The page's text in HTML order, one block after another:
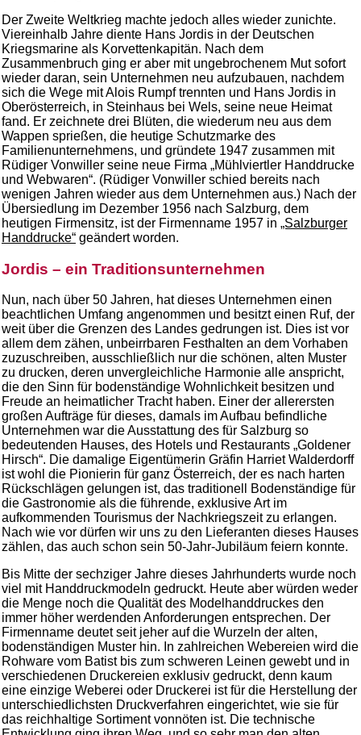
Der Zweite Weltkrieg machte jedoch alles wieder zunichte.
Viereinhalb Jahre diente Hans Jordis in der Deutschen
Kriegsmarine als Korvettenkapitän. Nach dem
Zusammenbruch ging er aber mit ungebrochenem Mut sofort
wieder daran, sein Unternehmen neu aufzubauen, nachdem
sich die Wege mit Alois Rumpf trennten und Hans Jordis in
Oberösterreich, in Steinhaus bei Wels, seine neue Heimat
fand. Er zeichnete drei Blüten, die wiederum neu aus dem
Wappen sprießen, die heutige Schutzmarke des
Familienunternehmens, und gründete 1947 zusammen mit
Rüdiger Vonwiller seine neue Firma „Mühlviertler Handdrucke
und Webwaren“. (Rüdiger Vonwiller schied bereits nach
wenigen Jahren wieder aus dem Unternehmen aus.) Nach der
Übersiedlung im Dezember 1956 nach Salzburg, dem
heutigen Firmensitz, ist der Firmenname 1957 in „Salzburger
Handdrucke“ geändert worden.
Jordis – ein Traditionsunternehmen
Nun, nach über 50 Jahren, hat dieses Unternehmen einen
beachtlichen Umfang angenommen und besitzt einen Ruf, der
weit über die Grenzen des Landes gedrungen ist. Dies ist vor
allem dem zähen, unbeirrbaren Festhalten an dem Vorhaben
zuzuschreiben, ausschließlich nur die schönen, alten Muster
zu drucken, deren unvergleichliche Harmonie alle anspricht,
die den Sinn für bodenständige Wohnlichkeit besitzen und
Freude an heimatlicher Tracht haben. Einer der allerersten
großen Aufträge für dieses, damals im Aufbau befindliche
Unternehmen war die Ausstattung des für Salzburg so
bedeutenden Hauses, des Hotels und Restaurants „Goldener
Hirsch“. Die damalige Eigentümerin Gräfin Harriet Walderdorff
ist wohl die Pionierin für ganz Österreich, der es nach harten
Rückschlägen gelungen ist, das traditionell Bodenständige für
die Gastronomie als die führende, exklusive Art im
aufkommenden Tourismus der Nachkriegszeit zu erlangen.
Nach wie vor dürfen wir uns zu den Lieferanten dieses Hauses
zählen, das auch schon sein 50-Jahr-Jubiläum feiern konnte.
Bis Mitte der sechziger Jahre dieses Jahrhunderts wurde noch
viel mit Handdruckmodeln gedruckt. Heute aber würden weder
die Menge noch die Qualität des Modelhanddruckes den
immer höher werdenden Anforderungen entsprechen. Der
Firmenname deutet seit jeher auf die Wurzeln der alten,
bodenständigen Muster hin. In zahlreichen Webereien wird die
Rohware vom Batist bis zum schweren Leinen gewebt und in
verschiedenen Druckereien exklusiv gedruckt, denn kaum
eine einzige Weberei oder Druckerei ist für die Herstellung der
unterschiedlichsten Druckverfahren eingerichtet, wie sie für
das reichhaltige Sortiment vonnöten ist. Die technische